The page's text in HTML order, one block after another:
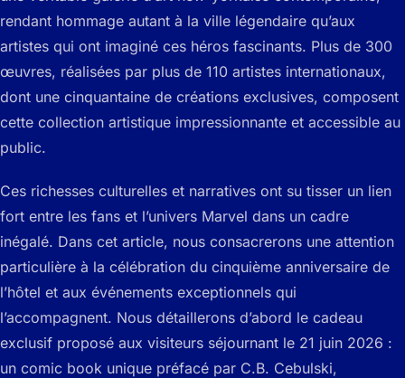
rendant hommage autant à la ville légendaire qu’aux
artistes qui ont imaginé ces héros fascinants. Plus de 300
œuvres, réalisées par plus de 110 artistes internationaux,
dont une cinquantaine de créations exclusives, composent
cette collection artistique impressionnante et accessible au
public.
Ces richesses culturelles et narratives ont su tisser un lien
fort entre les fans et l’univers Marvel dans un cadre
inégalé. Dans cet article, nous consacrerons une attention
particulière à la célébration du cinquième anniversaire de
l’hôtel et aux événements exceptionnels qui
l’accompagnent. Nous détaillerons d’abord le cadeau
exclusif proposé aux visiteurs séjournant le 21 juin 2026 :
un comic book unique préfacé par C.B. Cebulski,